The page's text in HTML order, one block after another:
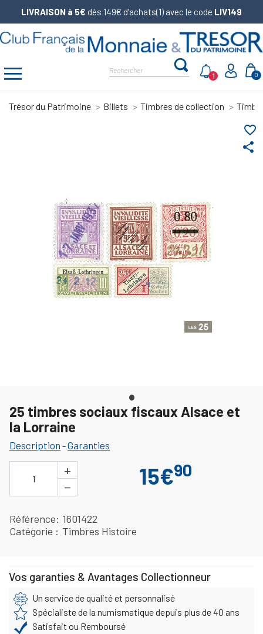
LIVRAISON à 5€ dès 149€ d’achats(1) avec le code LIV149
0
1
Trésor du Patrimoine Billets Timbres de collection
share
favorite_border
25 timbres sociaux fiscaux Alsace et
la Lorraine
Description -Garanties
1
+
−
15€90
Référence 1601422
Catégorie
Timbres Histoire
Vos garanties & Avantages Collectionneur
Un service de qualité et personnalisé
Spécialiste de la numismatique depuis plus de 40 ans
Satisfait ou Remboursé